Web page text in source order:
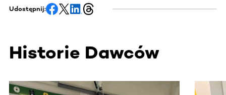
Udostępnij:
Historie Dawców
Ta sekcja zawiera treści przewijane w poziomie. Użyj